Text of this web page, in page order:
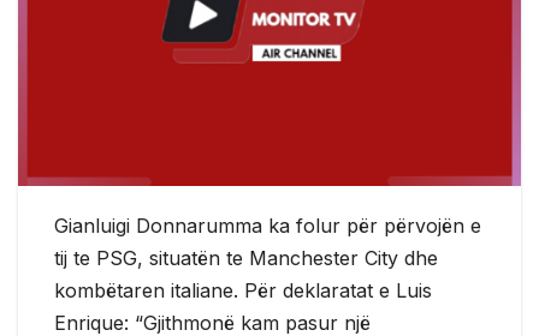
Gianluigi Donnarumma ka folur për përvojën e
tij te PSG, situatën te Manchester City dhe
kombëtaren italiane. Për deklaratat e Luis
Enrique: “Gjithmonë kam pasur një